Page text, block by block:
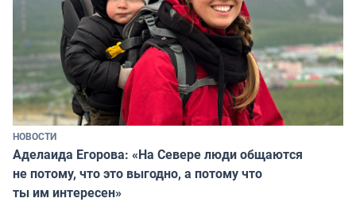
НОВОСТИ
Аделаида Егорова: «На Севере люди общаются
не потому, что это выгодно, а потому что
ты им интересен»